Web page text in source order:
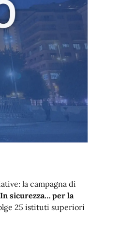
la campagna di
In sicurezza… per la
25 istituti superiori